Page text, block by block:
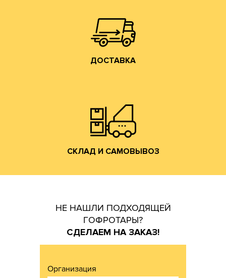
ДОСТАВКА
ДОСТАВКА
СКЛАД И САМОВЫВОЗ
СКЛАД И САМОВЫВОЗ
НЕ НАШЛИ ПОДХОДЯЩЕЙ
ГОФРОТАРЫ?
СДЕЛАЕМ НА ЗАКАЗ!
Организация